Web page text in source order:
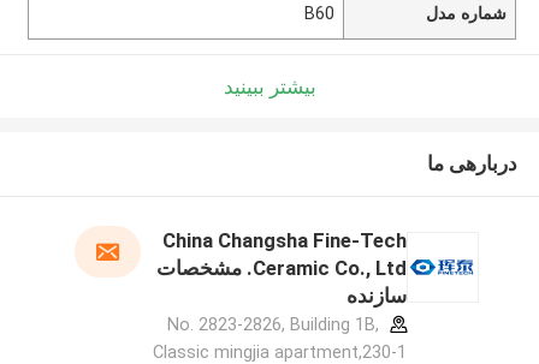
شماره مدل B60
بیشتر ببینید
دربارهی ما
China Changsha Fine-Tech
Ceramic Co., Ltd. مشخصات
سازنده
No. 2823-2826, Building 1B,
Classic mingjia apartment,230-1